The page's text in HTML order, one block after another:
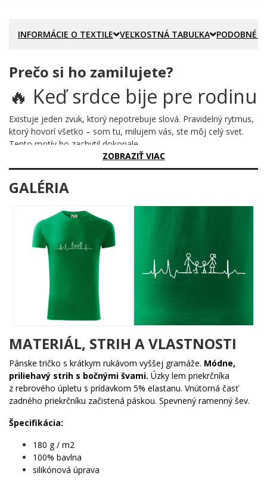
INFORMÁCIE O TEXTILE VEĽKOSTNÁ TABUĽKA PODOBNÉ
Prečo si ho zamilujete?
🔥 Keď srdce bije pre rodinu
Existuje jeden zvuk, ktorý nepotrebuje slová. Pravidelný rytmus,
ktorý hovorí všetko – som tu, milujem vás, ste môj celý svet.
Tento motív ho zachytil dokonale.
Prečo je tento motív úžasný?
Na prvý pohľad vidíš klasickú EKG krivku – čiary, ktoré stúpajú a
otec, mama a dvaja malí chlapci, ktorí sa držia za ruky.
Jednoduchá čierna línia, ktorá rozpráva príbeh celej rodiny.
Žiadne zbytočné farby, žiadny krik – len čistá, dojímavá
myšlienka zachytená v jednom elegantnom dizajne.
Komu urobí radosť?
💪 Tatínkovi, ktorý vie, že jeho srdce bije najhlasnejšie
práve pre nich
🌟 Mamičke, pre ktorú sú deti dôvodom každého rána
🐾 Súrodencom, ktorí vyrastajú bok po boku a nevedia si
predstaviť svet inak
🎯 Každému, kto hľadá darček s hlbokým významom – na
Deň matiek, Deň otcov či len tak
Rodina nie je len slovo – je to rytmus, ktorý cítiš v hrudi každý deň.
✨ Vyber si tento motív a nos ho ako vyznanie toho, čo ti je
najdrahšie.
ZOBRAZIŤ VIAC
GALÉRIA
MATERIÁL, STRIH A VLASTNOSTI
Pánske tričko s krátkym rukávom vyššej gramáže. Módne,
priliehavý strih s bočnými švami. Úzky lem priekrčníka
z rebrového úpletu s prídavkom 5% elastanu. Vnútorná časť
zadného priekrčníku začistená páskou. Spevnený ramenný šev.
Špecifikácia:
180 g / m2
100% bavlna
silikónová úprava